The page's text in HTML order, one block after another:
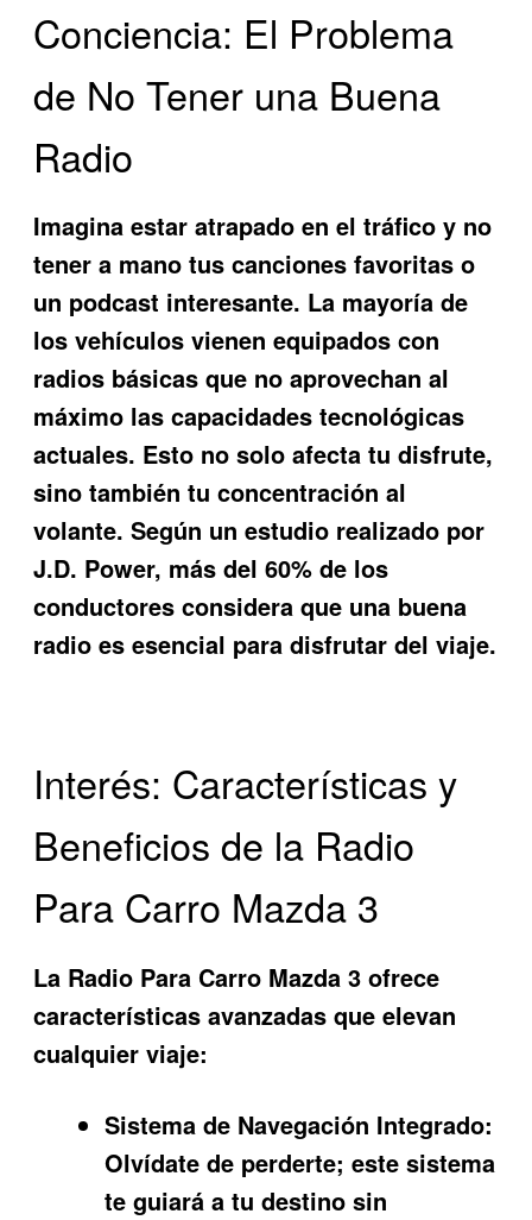
Conciencia: El Problema
de No Tener una Buena
Radio
Imagina estar atrapado en el tráfico y no
tener a mano tus canciones favoritas o
un podcast interesante. La mayoría de
los vehículos vienen equipados con
radios básicas que no aprovechan al
máximo las capacidades tecnológicas
actuales. Esto no solo afecta tu disfrute,
sino también tu concentración al
volante. Según un estudio realizado por
J.D. Power, más del 60% de los
conductores considera que una buena
radio es esencial para disfrutar del viaje.
Interés: Características y
Beneficios de la Radio
Para Carro Mazda 3
La Radio Para Carro Mazda 3 ofrece
características avanzadas que elevan
cualquier viaje:
Sistema de Navegación Integrado:
Olvídate de perderte; este sistema
te guiará a tu destino sin